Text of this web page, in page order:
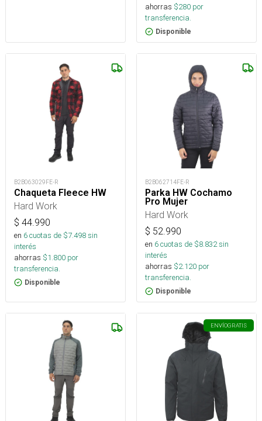
ahorras $280 por
transferencia.
Disponible
B2B063029FE-R
Chaqueta Fleece HW
Hard Work
$ 44.990
en 6cuotas de $7.498sin
interés
ahorras $1.800 por
transferencia.
Disponible
B2B062714FE-R
Parka HW Cochamo
Pro Mujer
Hard Work
$ 52.990
en 6cuotas de $8.832sin
interés
ahorras $2.120 por
transferencia.
Disponible
ENVÍOGRATIS